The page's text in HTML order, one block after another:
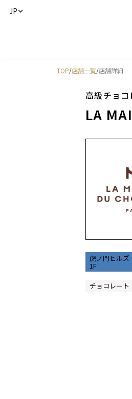
JP
TOP/店舗一覧/店舗詳細
高級チョ
LA
虎ノ門ヒルズ
1F
チョコレート